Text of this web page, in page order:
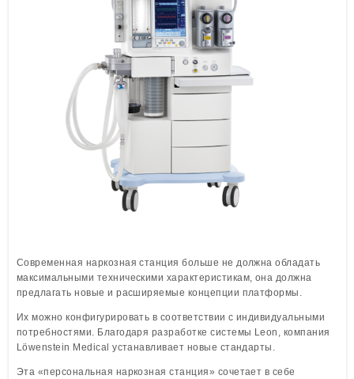
Löwenstein Medical Manufacturing
Löwenstein Medical Technology
Löwenstein Medical Innovation
Современная наркозная станция больше не должна обладать
максимальными техническими характеристикам, она должна
предлагать новые и расширяемые концепции платформы.
Их можно конфигурировать в соответствии с индивидуальными
потребностями. Благодаря разработке системы Leon, компания
Löwenstein Medical устанавливает новые стандарты.
Эта «персональная наркозная станция» сочетает в себе